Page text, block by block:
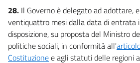
28. Il Governo è delegato ad adottare,
ventiquattro mesi dalla data di entrata
disposizione, su proposta del Ministro
politiche sociali, in conformità all'
Costituzionee agli statuti delle regioni